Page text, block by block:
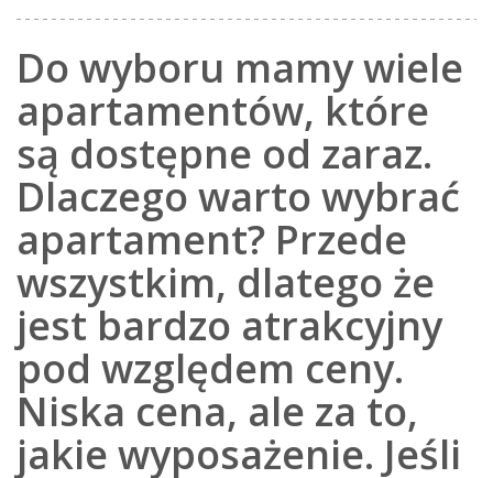
Do wyboru mamy wiele
apartamentów, które
są dostępne od zaraz.
Dlaczego warto wybrać
apartament? Przede
wszystkim, dlatego że
jest bardzo atrakcyjny
pod względem ceny.
Niska cena, ale za to,
jakie wyposażenie. Jeśli